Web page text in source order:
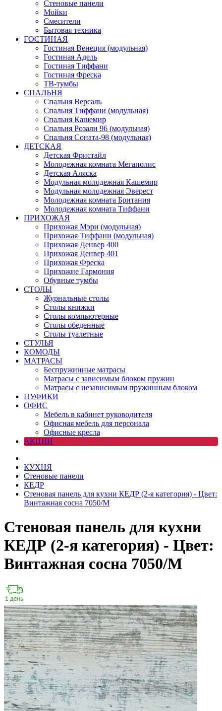
Стеновые панели
Мойки
Смесители
Бытовая техника
ГОСТИНАЯ
Гостиная Венеция (модульная)
Гостиная Адель
Гостиная Тиффани
Гостиная Фреска
ТВ-тумбы
СПАЛЬНЯ
Спальня Версаль
Спальня Тиффани (модульная)
Спальня Кашемир
Спальня Розали 96 (модульная)
Спальня Соната-98 (модульная)
ДЕТСКАЯ
Детская Фристайл
Молодежная комната Мегаполис
Детская Аляска
Модульная молодежная Кашемир
Модульная молодежная Эверест
Молодежная комната Британия
Молодежная комната Тиффани
ПРИХОЖАЯ
Прихожая Мэри (модульная)
Прихожая Тиффани (модульная)
Прихожая Денвер 400
Прихожая Денвер 401
Прихожая Фреска
Прихожие Гармония
Обувные тумбы
СТОЛЫ
Журнальные столы
Столы книжки
Столы компьютерные
Столы обеденные
Столы туалетные
СТУЛЬЯ
КОМОДЫ
МАТРАСЫ
Беспружинные матрасы
Матрасы с зависимым блоком пружин
Матрасы с независимым пружинным блоком
ПУФИКИ
ОФИС
Мебель в кабинет руководителя
Офисная мебель для персонала
Офисные кресла
АКЦИИ
КУХНЯ
Стеновые панели
КЕДР
Стеновая панель для кухни КЕДР (2-я категория) - Цвет:
Винтажная сосна 7050/М
Стеновая панель для кухни
КЕДР (2-я категория) - Цвет:
Винтажная сосна 7050/М